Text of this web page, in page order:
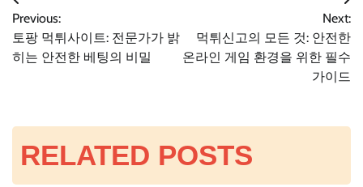
글
탐
Previous:
토팡 먹튀사이트: 전문가가 밝
히는 안전한 베팅의 비밀
Next:
먹튀신고의 모든 것: 안전한
온라인 게임 환경을 위한 필수
가이드
RELATED POSTS